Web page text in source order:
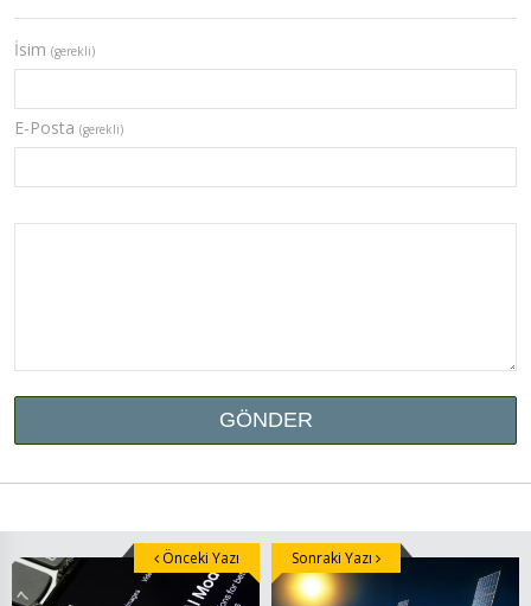
İsim (gerekli)
E-Posta (gerekli)
Önceki Yazı Sonraki Yazı